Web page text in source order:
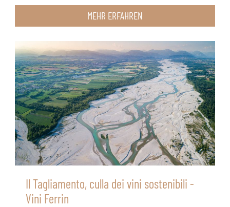
MEHR ERFAHREN
Il Tagliamento, culla dei vini sostenibili -
Vini Ferrin